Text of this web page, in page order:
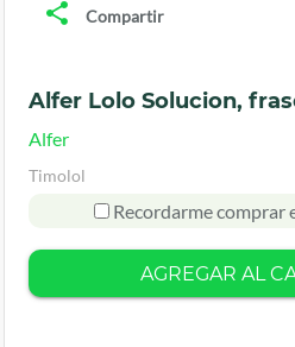
Compartir
Alfer Lolo Solucion,
Alfer
Timolol
Recordarme comprar
AGREGAR AL